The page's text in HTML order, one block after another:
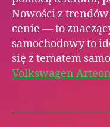
Nowości z
cenie — to
samochodowy to
się z tematem
Volkswagen